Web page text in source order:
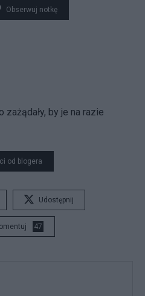
Obserwuj notkę
by je na razie
od blogera
Udostępnij
47